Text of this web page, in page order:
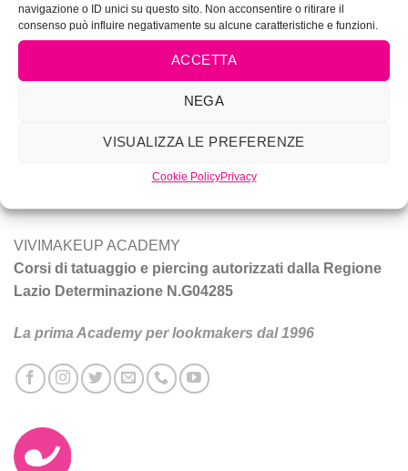
navigazione o ID unici su questo sito. Non acconsentire o ritirare il
consenso può influire negativamente su alcune caratteristiche e funzioni.
ACCETTA
NEGA
VISUALIZZA LE PREFERENZE
Cookie PolicyPrivacy
piercing a Roma.
Tecniche e prodotti per ottenere un trucco da star.
VIVIMAKEUP ACADEMY
Corsi di tatuaggio e piercing autorizzati dalla Regione
Lazio Determinazione N.G04285
La prima Academy per lookmakers dal 1996